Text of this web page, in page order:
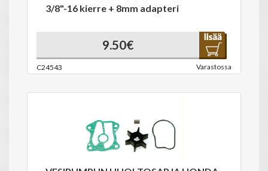
3/8"-16 kierre + 8mm adapteri
9.50€
C24543 Varastossa